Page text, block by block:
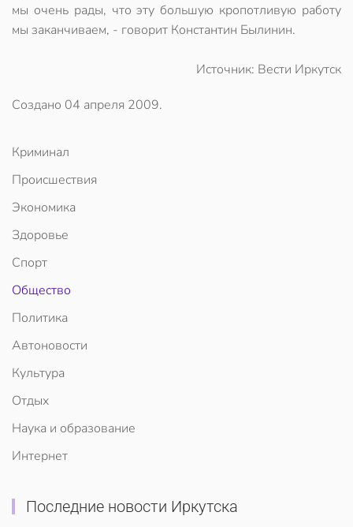
мы очень рады, что эту большую кропотливую работу
мы заканчиваем, - говорит Константин Былинин.
Источник: Вести Иркутск
Создано 04 апреля 2009.
Криминал
Происшествия
Экономика
Здоровье
Спорт
Общество
Политика
Автоновости
Культура
Отдых
Наука и образование
Интернет
Последние новости Иркутска